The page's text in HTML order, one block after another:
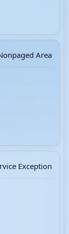
Area
Exception